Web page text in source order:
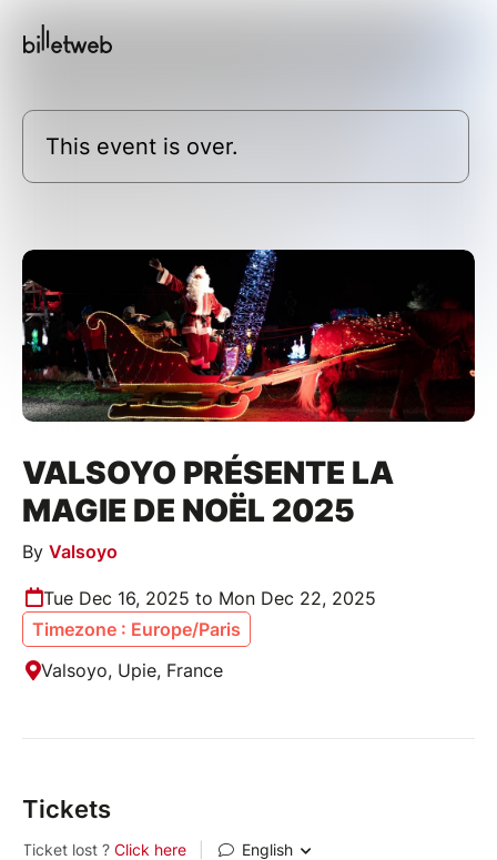
This event is over.
VALSOYO PRÉSENTE LA
MAGIE DE NOËL 2025
By Valsoyo
Tue Dec 16, 2025 to Mon Dec 22, 2025
Timezone : Europe/Paris
Valsoyo, Upie, France
Tickets